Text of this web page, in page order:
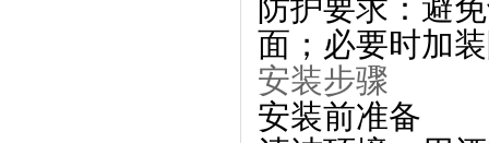
防护要求 ：避
面；必要时加
安装步骤
安装前准备